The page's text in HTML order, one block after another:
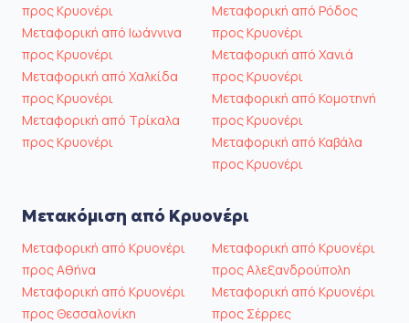
προς Κρυονέρι
Μεταφορική από Ιωάννινα
προς Κρυονέρι
Μεταφορική από Χαλκίδα
προς Κρυονέρι
Μεταφορική από Τρίκαλα
προς Κρυονέρι
Μεταφορική από Ρόδος
προς Κρυονέρι
Μεταφορική από Χανιά
προς Κρυονέρι
Μεταφορική από Κομοτηνή
προς Κρυονέρι
Μεταφορική από Καβάλα
προς Κρυονέρι
Μετακόμιση από Κρυονέρι
Μεταφορική από Κρυονέρι
προς Αθήνα
Μεταφορική από Κρυονέρι
προς Θεσσαλονίκη
Μεταφορική από Κρυονέρι
προς Αλεξανδρούπολη
Μεταφορική από Κρυονέρι
προς Σέρρες